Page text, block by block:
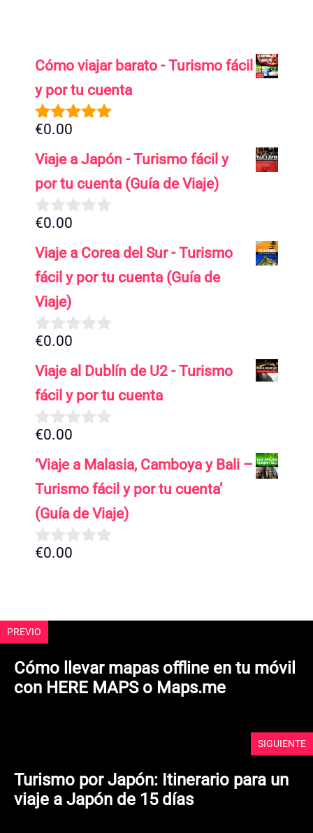
Cómo viajar barato - Turismo fácil
y por tu cuenta
5.00de 5
€0.00
Viaje a Japón - Turismo fácil y
por tu cuenta (Guía de Viaje)
0
e
5
€0.00
Viaje a Corea del Sur - Turismo
fácil y por tu cuenta (Guía de
Viaje)
0
e
5
€0.00
Viaje al Dublín de U2 - Turismo
fácil y por tu cuenta
0
e
5
€0.00
‘Viaje a Malasia, Camboya y Bali –
Turismo fácil y por tu cuenta’
(Guía de Viaje)
0
€0.00
PREVIO
Cómo llevar mapas offline en tu móvil
con HERE MAPS o Maps.me
SIGUIENTE
Turismo por Japón: Itinerario para un
viaje a Japón de 15 días